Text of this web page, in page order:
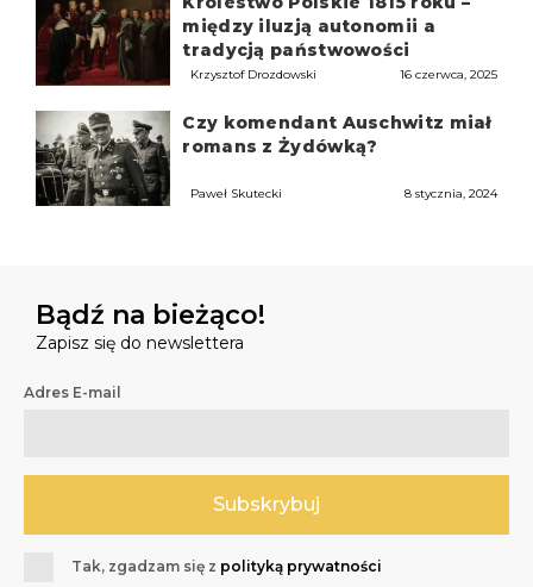
między iluzją autonomii a
tradycją państwowości
Krzysztof Drozdowski 16 czerwca, 2025
Czy komendant Auschwitz miał
romans z Żydówką?
Paweł Skutecki 8 stycznia, 2024
Bądź na bieżąco!
Zapisz się do newslettera
Adres E-mail
Tak, zgadzam się z polityką prywatności